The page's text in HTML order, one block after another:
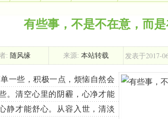
有些事，不是不在意，而
: 随风缘 来源: 本站转载 发表于2017-
些，积极一点，烦恼自然会
。清空心里的阴霾，心净才能
静才能舒心。从容入世，清淡